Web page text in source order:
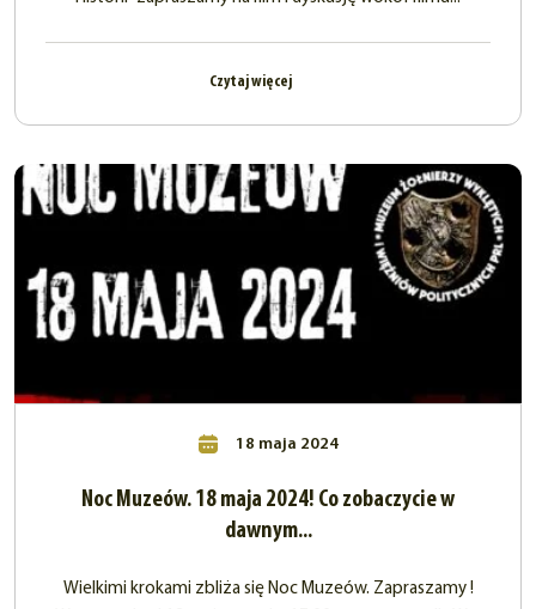
Czytaj więcej
18 maja 2024
Noc Muzeów. 18 maja 2024! Co zobaczycie w
dawnym...
Wielkimi krokami zbliża się Noc Muzeów. Zapraszamy !